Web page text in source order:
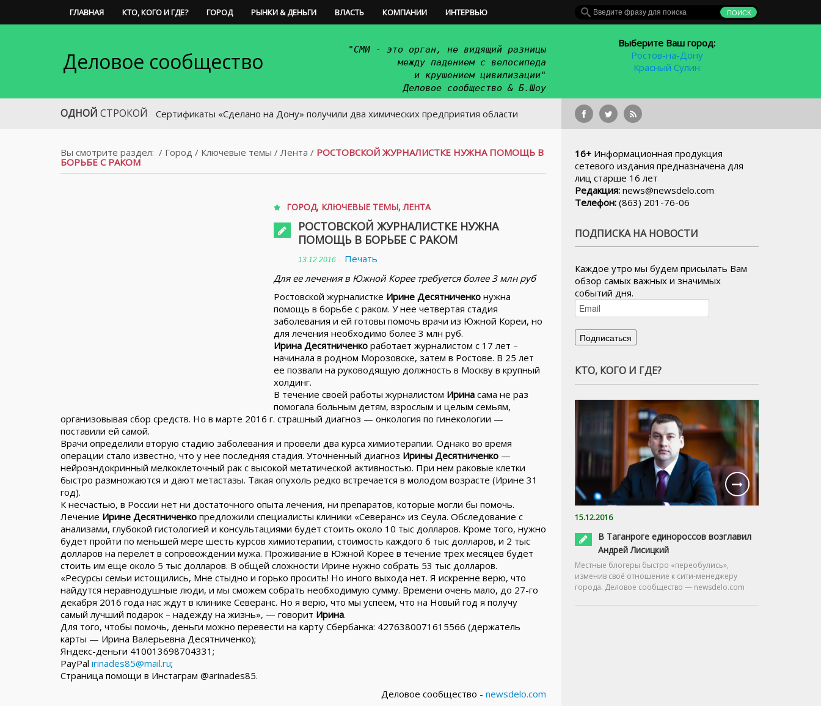
ГЛАВНАЯ КТО, КОГО И ГДЕ? ГОРОД РЫНКИ & ДЕНЬГИ ВЛАСТЬ КОМПАНИИ ИНТЕРВЬЮ
Деловое сообщество
"СМИ - это орган, не видящий разницы
между падением с велосипеда
и крушением цивилизации"
Деловое сообщество & Б.Шоу
Выберите Ваш город:
Ростов-на-Дону
Красный Сулин
ОДНОЙ СТРОКОЙ
Сертификаты «Сделано на Дону» получили два химических предприятия области
Вы смотрите раздел: / Город / Ключевые темы / Лента / РОСТОВСКОЙ ЖУРНАЛИСТКЕ НУЖНА ПОМОЩЬ В
БОРЬБЕ С РАКОМ
ГОРОД, КЛЮЧЕВЫЕ ТЕМЫ,ЛЕНТА
РОСТОВСКОЙ ЖУРНАЛИСТКЕ НУЖНА
ПОМОЩЬ В БОРЬБЕ С РАКОМ
13.12.2016
Печать
Для ее лечения в Южной Корее требуется более 3 млн руб
Ростовской журналистке Ирине Десятниченко нужна
помощь в борьбе с раком. У нее четвертая стадия
заболевания и ей готовы помочь врачи из Южной Кореи, но
для лечения необходимо более 3 млн руб.
Ирина Десятниченко работает журналистом с 17 лет –
начинала в родном Морозовске, затем в Ростове. В 25 лет
ее позвали на руководящую должность в Москву в крупный
холдинг.
В течение своей работы журналистом Ирина сама не раз
помогала больным детям, взрослым и целым семьям,
организовывая сбор средств. Но в марте 2016 г. страшный диагноз — онкология по гинекологии —
поставили ей самой.
Врачи определили вторую стадию заболевания и провели два курса химиотерапии. Однако во время
операции стало известно, что у нее последняя стадия. Уточненный диагноз Ирины Десятниченко —
нейроэндокринный мелкоклеточный рак с высокой метатической активностью. При нем раковые клетки
быстро размножаются и дают метастазы. Такая опухоль редко встречается в молодом возрасте (Ирине 31
год).
К несчастью, в России нет ни достаточного опыта лечения, ни препаратов, которые могли бы помочь.
Лечение Ирине Десятниченко предложили специалисты клиники «Северанс» из Сеула. Обследование с
анализами, глубокой гистологией и консультациями будет стоить около 10 тыс долларов. Кроме того, нужно
будет пройти по меньшей мере шесть курсов химиотерапии, стоимость каждого 6 тыс долларов, и 2 тыс
долларов на перелет в сопровождении мужа. Проживание в Южной Корее в течение трех месяцев будет
стоить им еще около 5 тыс долларов. В общей сложности Ирине нужно собрать 53 тыс долларов.
«Ресурсы семьи истощились, Мне стыдно и горько просить! Но иного выхода нет. Я искренне верю, что
найдутся неравнодушные люди, и мы сможем собрать необходимую сумму. Времени очень мало, до 27-го
декабря 2016 года нас ждут в клинике Северанс. Но я верю, что мы успеем, что на Новый год я получу
самый лучший подарок – надежду на жизнь», — говорит Ирина.
Для того, чтобы помочь, деньги можно перевести на карту Сбербанка: 4276380071615566 (держатель
карты — Ирина Валерьевна Десятниченко);
Яндекс-деньги 410013698704331;
PayPal irinades85@mail.ru;
Страница помощи в Инстаграм @arinades85.
Деловое сообщество - newsdelo.com
16+ Информационная продукция
сетевого издания предназначена для
лиц старше 16 лет
Редакция: news@newsdelo.com
Телефон: (863) 201-76-06
ПОДПИСКА НА НОВОСТИ
Каждое утро мы будем присылать Вам
обзор самых важных и значимых
событий дня.
КТО, КОГО И ГДЕ?
15.12.2016
В Таганроге единороссов возглавил
Андрей Лисицкий
Местные блогеры быстро «переобулись»,
изменив своё отношение к сити-менеджеру
города. Деловое сообщество — newsdelo.com